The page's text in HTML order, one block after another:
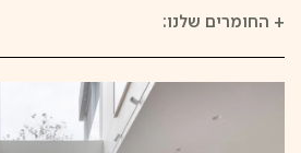
+ החומרים שלנו: